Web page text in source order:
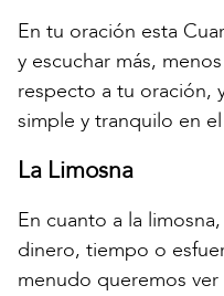
En tu oración esta
y escuchar más,
respecto a tu oración,
simple y tranquilo en
La Limosna
En cuanto a la
dinero, tiempo o
menudo queremos